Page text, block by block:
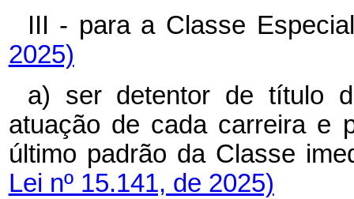
III - para a Classe
2025)
a) ser detentor de título
atuação de cada carreira e
último padrão da Classe
Lei nº 15.141, de 2025)